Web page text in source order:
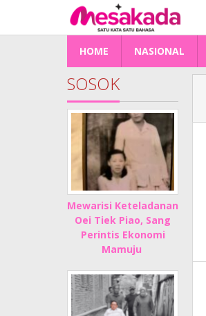
konten
HOME NASIONAL
SOSOK
Mewarisi Keteladanan
Oei Tiek Piao, Sang
Perintis Ekonomi
Mamuju